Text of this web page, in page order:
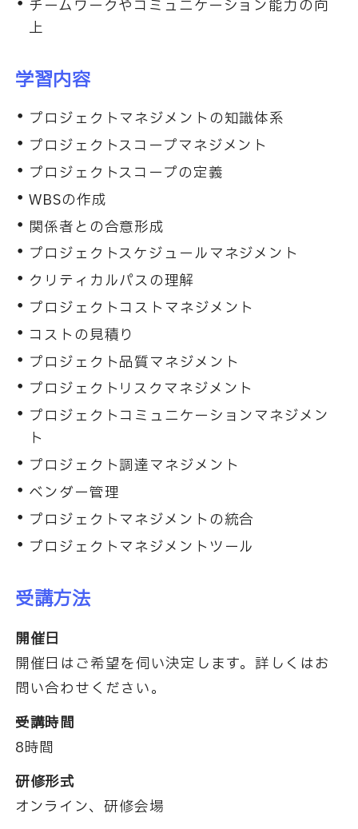
チームワークやコミュニケーション能力の向
上
学習内容
プロジェクトマネジメントの知識体系
プロジェクトスコープマネジメント
プロジェクトスコープの定義
WBSの作成
関係者との合意形成
プロジェクトスケジュールマネジメント
クリティカルパスの理解
プロジェクトコストマネジメント
コストの見積り
プロジェクト品質マネジメント
プロジェクトリスクマネジメント
プロジェクトコミュニケーションマネジメン
ト
プロジェクト調達マネジメント
ベンダー管理
プロジェクトマネジメントの統合
プロジェクトマネジメントツール
受講方法
開催日
開催日はご希望を伺い決定します。詳しくはお
問い合わせください。
受講時間
8時間
研修形式
オンライン、研修会場